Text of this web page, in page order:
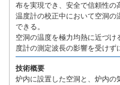
布を実現でき、安全で信頼性の
温度計の校正中において空洞の
できる。
空洞の温度を極力均熱に近づ
度計の測定波長の影響を受けず
技術概要
炉内に設置した空洞と、炉内の